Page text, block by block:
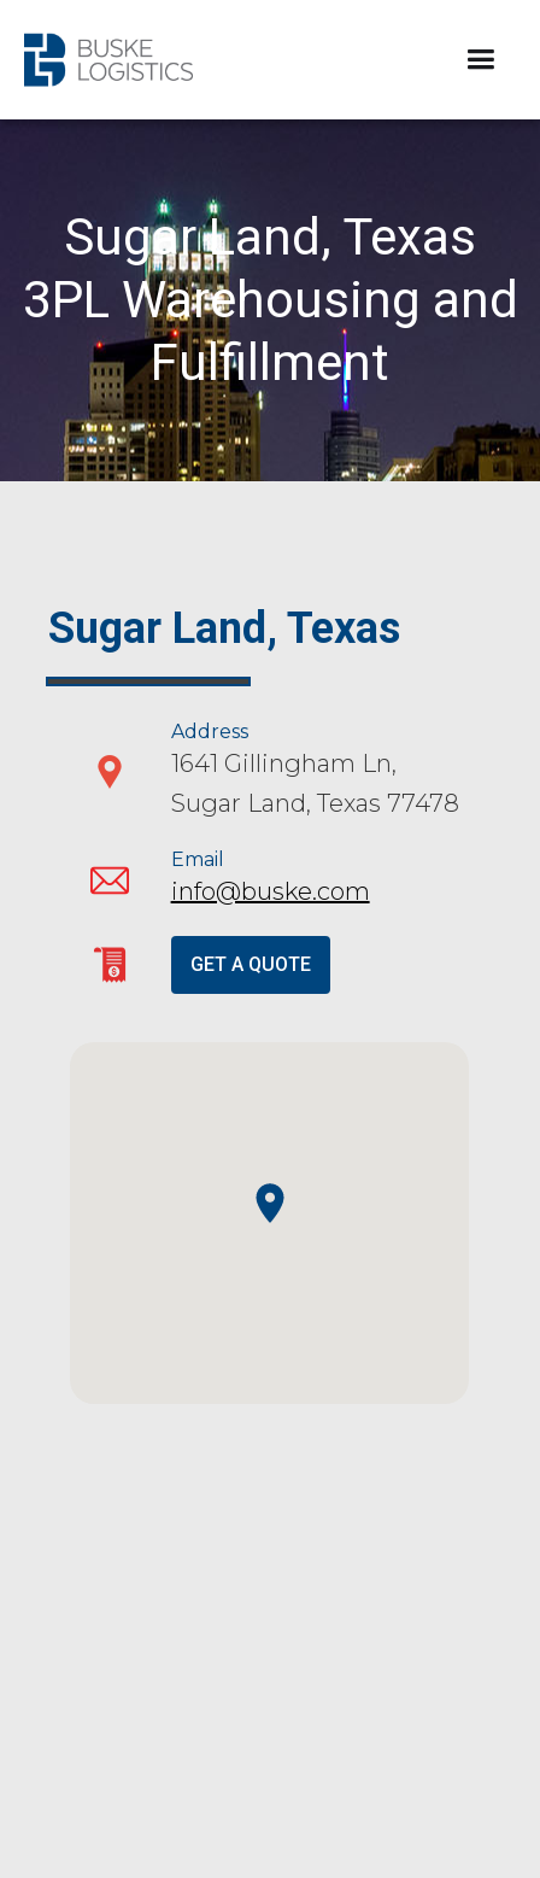
Sugar Land, Texas
3PL Warehousing and
Fulfillment
Sugar Land, Texas
Address
1641 Gillingham Ln,
Sugar Land, Texas 77478
Email
info@buske.com
GET A QUOTE